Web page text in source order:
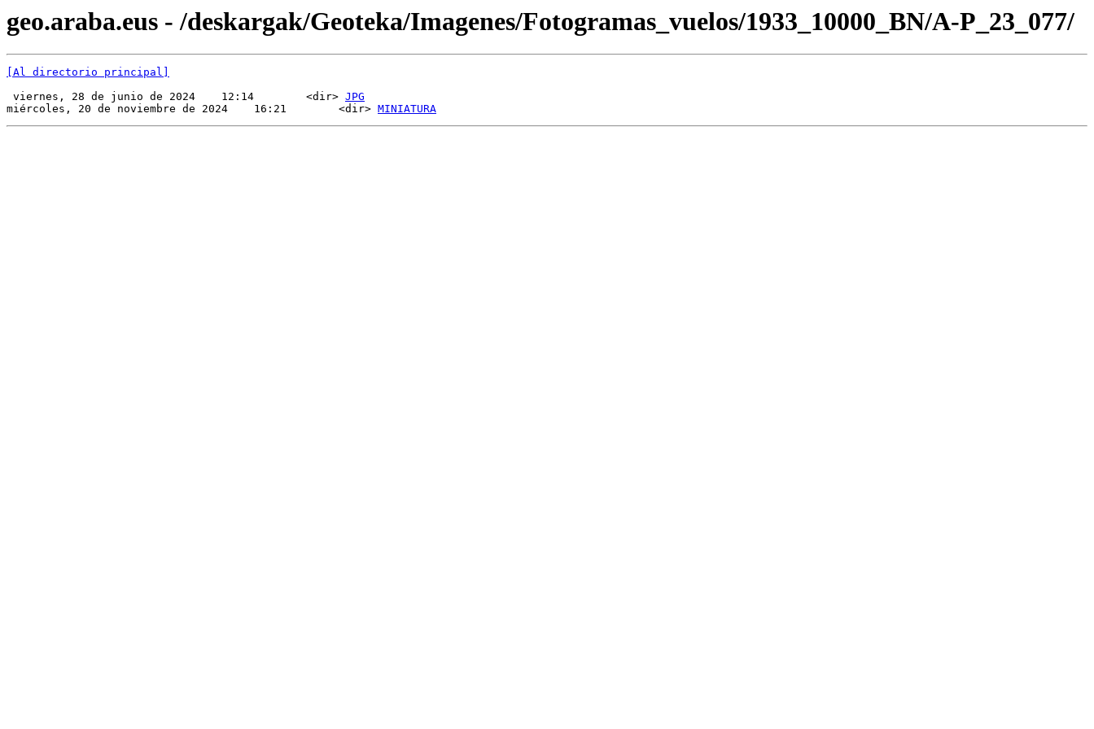
geo.araba.eus - /deskargak/Geoteka/Imagenes/Fotogramas_vuelos/1933_10000_BN/A-P_23_077/
[Al directorio principal]
viernes, 28 de junio de 2024    12:14        <dir> JPG
miércoles, 20 de noviembre de 2024    16:21        <dir> MINIATURA